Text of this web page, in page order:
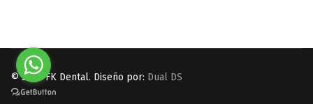
© 2026 FK Dental. Diseño por: Dual DS